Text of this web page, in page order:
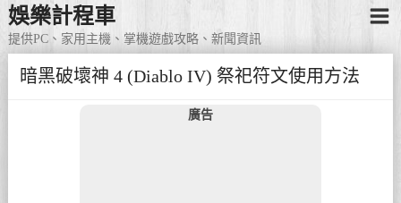
娛樂計程車
提供PC、家用主機、掌機遊戲攻略、新聞資訊
暗黑破壞神 4 (Diablo IV) 祭祀符文使用方法
廣告